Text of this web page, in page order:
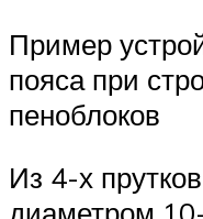
Пример
пояса при
пеноблоков
Из 4-х